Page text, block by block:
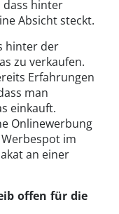
dass hinter
Absicht steckt.
hinter der
zu verkaufen.
Erfahrungen
man
einkauft.
Onlinewerbung
im
an einer
offen für die